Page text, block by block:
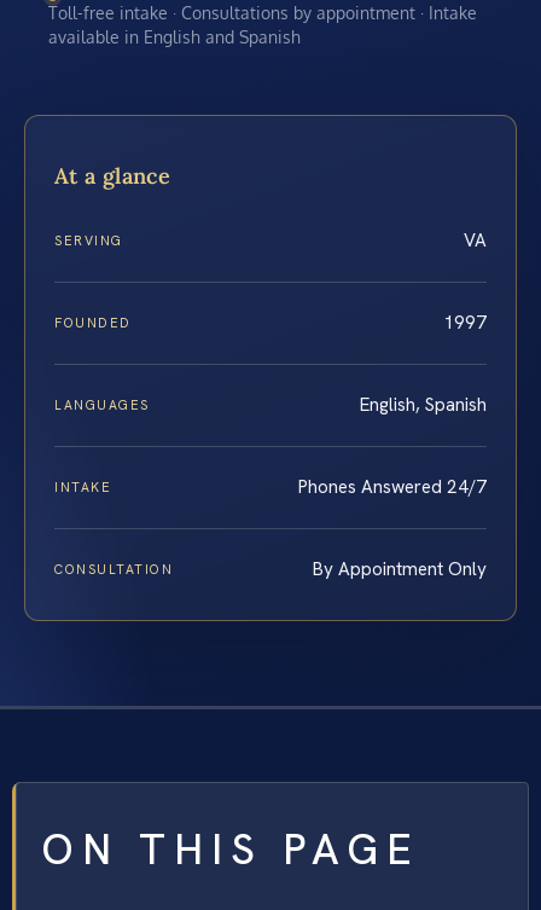
Toll-free intake · Consultations by appointment · Intake
available in English and Spanish
At a glance
SERVING VA
FOUNDED 1997
LANGUAGES English, Spanish
INTAKE Phones Answered 24/7
CONSULTATION By Appointment Only
ON THIS PAGE